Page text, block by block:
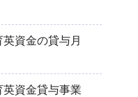
資金の貸与月
英資金貸与事業